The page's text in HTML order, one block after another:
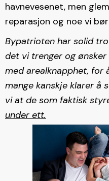
havnevesenet, men
reparasjon og noe vi
Bypatrioten har solid
det vi trenger og
med arealknapphet, for
mange kanskje klarer å
vi at de som faktisk
under ett.